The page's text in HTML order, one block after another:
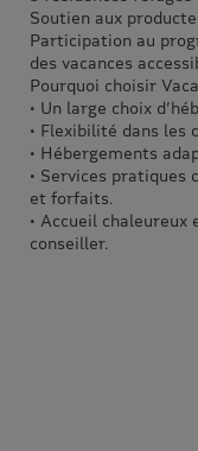
Soutien aux
Participation au
des vacances
Pourquoi choisir
• Un large choix
• Flexibilité dans les
• Hébergements
• Services pratiques
et forfaits.
• Accueil chaleureux
conseiller.